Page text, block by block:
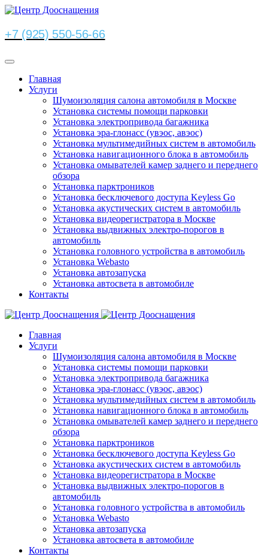
+7 (925) 550-56-66
Главная
Услуги
Шумоизоляция салона автомобиля в Москве
Установка системы помощи парковки
Установка электропривода багажника
Установка эра-глонасс (увэос, авэос)
Установка мультимедийных систем в автомобиль
Установка навигационного блока в автомобиль
Установка омывателей камер заднего и переднего
обзора
Установка парктроников
Установка бесключевого доступа Keyless Go
Установка акустических систем в автомобиль
Установка видеорегистратора в Москве
Установка выдвижных электро-порогов в
автомобиль
Установка головного устройства в автомобиль
Установка Webasto
Установка автозапуска
Установка автосвета в автомобиле
Контакты
Главная
Услуги
Шумоизоляция салона автомобиля в Москве
Установка системы помощи парковки
Установка электропривода багажника
Установка эра-глонасс (увэос, авэос)
Установка мультимедийных систем в автомобиль
Установка навигационного блока в автомобиль
Установка омывателей камер заднего и переднего
обзора
Установка парктроников
Установка бесключевого доступа Keyless Go
Установка акустических систем в автомобиль
Установка видеорегистратора в Москве
Установка выдвижных электро-порогов в
автомобиль
Установка головного устройства в автомобиль
Установка Webasto
Установка автозапуска
Установка автосвета в автомобиле
Контакты